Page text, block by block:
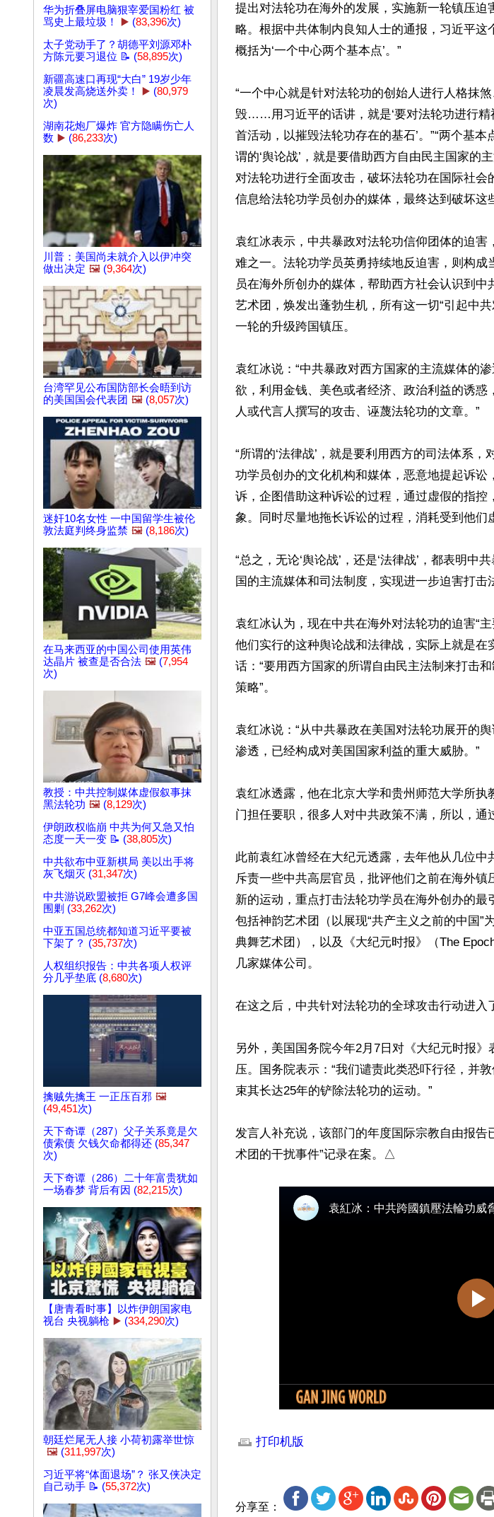
华为折叠屏电脑狠宰爱国粉红 被
骂史上最垃圾！
▶️ (83,396次)
太子党动手了？胡德平刘源邓朴
方陈元要习退位 📝 (58,895次)
新疆高速口再现“大白” 19岁少年
凌晨发高烧送外卖！
▶️ (80,979
次)
湖南花炮厂爆炸 官方隐瞒伤亡人
数 ▶️ (86,233次)
川普：美国尚未就介入以伊冲突
做出决定 🖼️ (9,364次)
台湾罕见公布国防部长会晤到访
的美国国会代表团 🖼️ (8,057次)
迷奸10名女性 一中国留学生被伦
敦法庭判终身监禁 🖼️ (8,186次)
在马来西亚的中国公司使用英伟
达晶片 被查是否合法 🖼️ (7,954
次)
教授：中共控制媒体虚假叙事抹
黑法轮功 🖼️ (8,129次)
伊朗政权临崩 中共为何又急又怕
态度一天一变 📝 (38,805次)
中共欲布中亚新棋局 美以出手将
灰飞烟灭 (31,347次)
中共游说欧盟被拒 G7峰会遭多国
围剿 (33,262次)
中亚五国总统都知道习近平要被
下架了？ (35,737次)
人权组织报告：中共各项人权评
分几乎垫底 (8,680次)
擒贼先擒王 一正压百邪 🖼️
(49,451次)
天下奇谭（287）父子关系竟是欠
债索债 欠钱欠命都得还 (85,347
次)
天下奇谭（286）二十年富贵犹如
一场春梦 背后有因 (82,215次)
【唐青看时事】以炸伊朗国家电
视台 央视躺枪 ▶️ (334,290次)
朝廷烂尾无人接 小荷初露举世惊
🖼️ (311,997次)
习近平将“体面退场”？ 张又侠决定
自己动手 📝 (55,372次)
提出对法轮功在海外的发展，实施新一轮镇压迫
略。根据中共体制内良知人士的通报，习近平这
概括为‘一个中心两个基本点’。”
“一个中心就是针对法轮功的创始人进行人格抹
毁……用习近平的话讲，就是‘要对法轮功进行精
首活动，以摧毁法轮功存在的基石’。”“两个基
谓的‘舆论战’，就是要借助西方自由民主国家的
对法轮功进行全面攻击，破坏法轮功在国际社
信息给法轮功学员创办的媒体，最终达到破坏这
袁红冰表示，中共暴政对法轮功信仰团体的迫
难之一。法轮功学员英勇持续地反迫害，则构
员在海外所创办的媒体，帮助西方社会认识到
艺术团，焕发出蓬勃生机，所有这一切“引起中
一轮的升级跨国镇压。
袁红冰说：“中共暴政对西方国家的主流媒体的
欲，利用金钱、美色或者经济、政治利益的诱
人或代言人撰写的攻击、诬蔑法轮功的文章。”
“所谓的‘法律战’，就是要利用西方的司法体系
功学员创办的文化机构和媒体，恶意地提起诉
诉，企图借助这种诉讼的过程，通过虚假的指
象。同时尽量地拖长诉讼的过程，消耗受到他们
“总之，无论‘舆论战’，还是‘法律战’，都表明
国的主流媒体和司法制度，实现进一步迫害打击
袁红冰认为，现在中共在海外对法轮功的迫害“
他们实行的这种舆论战和法律战，实际上就是
话：“要用西方国家的所谓自由民主法制来打击
策略”。
袁红冰说：“从中共暴政在美国对法轮功展开的
渗透，已经构成对美国国家利益的重大威胁。”
袁红冰透露，他在北京大学和贵州师范大学所
门担任要职，很多人对中共政策不满，所以，通
此前袁红冰曾经在大纪元透露，去年他从几位
斥责一些中共高层官员，批评他们之前在海外
新的运动，重点打击法轮功学员在海外创办的
包括神韵艺术团（以展现“共产主义之前的中国
典舞艺术团），以及《大纪元时报》（The
几家媒体公司。
在这之后，中共针对法轮功的全球攻击行动进入
另外，美国国务院今年2月7日对《大纪元时报
压。国务院表示：“我们谴责此类恐吓行径，并
束其长达25年的铲除法轮功的运动。”
发言人补充说，该部门的年度国际宗教自由报
打印机版
分享至：